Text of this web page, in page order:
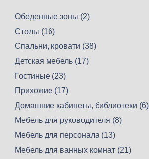
Обеденные зоны (2)
Столы (16)
Спальни, кровати (38)
Детская мебель (17)
Гостиные (23)
Прихожие (17)
Домашние кабинеты, библиотеки (6)
Мебель для руководителя (8)
Мебель для персонала (13)
Мебель для ванных комнат (21)